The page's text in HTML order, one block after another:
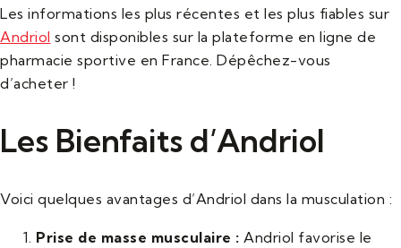
Les informations les plus récentes et les plus fiables sur
Andriol sont disponibles sur la plateforme en ligne de
pharmacie sportive en France. Dépêchez-vous
d’acheter !
Les Bienfaits d’Andriol
Voici quelques avantages d’Andriol dans la musculation :
Prise de masse musculaire : Andriol favorise le